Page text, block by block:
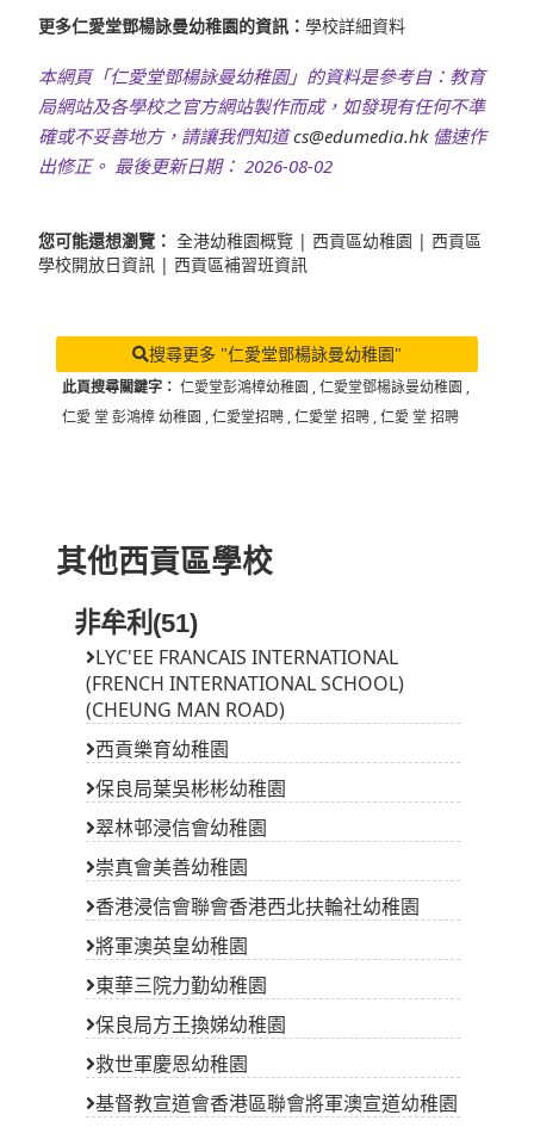
更多仁愛堂鄧楊詠曼幼稚園的資訊： 學校詳細資料
本網頁「仁愛堂鄧楊詠曼幼稚園」的資料是參考自：教育
局網站及各學校之官方網站製作而成，如發現有任何不準
確或不妥善地方，請讓我們知道cs@edumedia.hk儘速作
出修正。 最後更新日期： 2026-08-02
您可能還想瀏覽： 全港幼稚園概覽 | 西貢區幼稚園 | 西貢區
學校開放日資訊 | 西貢區補習班資訊
搜尋更多 "仁愛堂鄧楊詠曼幼稚園"
此頁搜尋關鍵字： 仁愛堂彭鴻樟幼稚園 ,仁愛堂鄧楊詠曼幼稚園 ,
仁愛 堂 彭鴻樟 幼稚園 ,仁愛堂招聘 ,仁愛堂 招聘 ,仁愛 堂 招聘
其他西貢區學校
非牟利(51)
LYC'EE FRANCAIS INTERNATIONAL
(FRENCH INTERNATIONAL SCHOOL)
(CHEUNG MAN ROAD)
西貢樂育幼稚園
保良局葉吳彬彬幼稚園
翠林邨浸信會幼稚園
崇真會美善幼稚園
香港浸信會聯會香港西北扶輪社幼稚園
將軍澳英皇幼稚園
東華三院力勤幼稚園
保良局方王換娣幼稚園
救世軍慶恩幼稚園
基督教宣道會香港區聯會將軍澳宣道幼稚園